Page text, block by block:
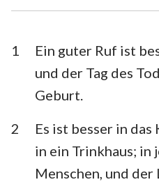
Esra
Esther
Psalm
Jesaja
Klagelieder
1
Ein guter Ruf ist
und der Tag des
Geburt.
2
Es ist besser in das
in ein Trinkhaus; in
Menschen, und